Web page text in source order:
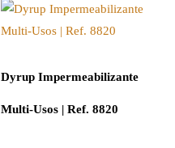
Dyrup Impermeabilizante
Multi-Usos | Ref. 8820